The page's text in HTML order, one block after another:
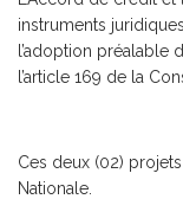
instruments
l’adoption préalable
l’article 169 de la
Ces deux (02)
Nationale.